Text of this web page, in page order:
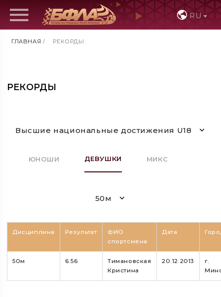
RU
ГЛАВНАЯ / РЕКОРДЫ
РЕКОРДЫ
Высшие национальные достижения U18
ЮНОШИ ДЕВУШКИ МИКС
50м
Дисциплина Результат
ФИО
спортсмена
Дата
50м 6.56
Тимановская
Кристина
20.12.2013
г.